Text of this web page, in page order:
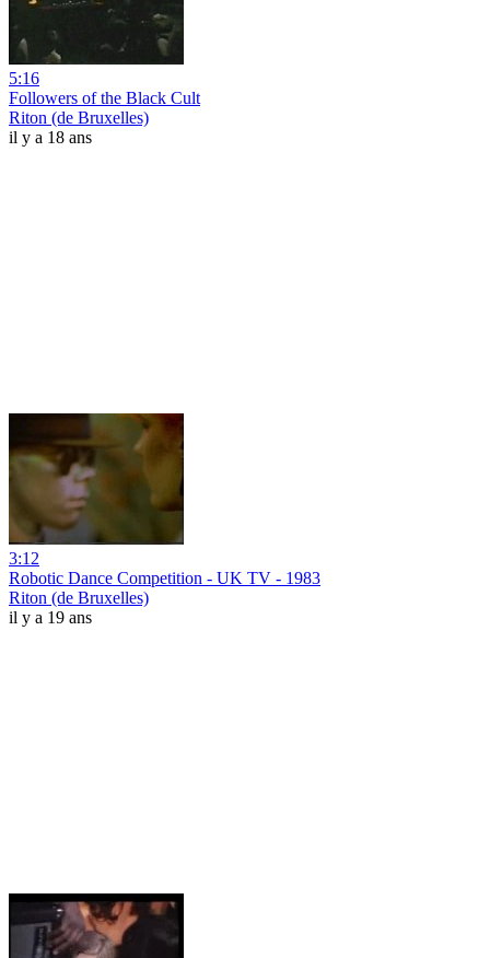
5:16
Followers of the Black Cult
Riton (de Bruxelles)
il y a 18 ans
3:12
Robotic Dance Competition - UK TV - 1983
Riton (de Bruxelles)
il y a 19 ans